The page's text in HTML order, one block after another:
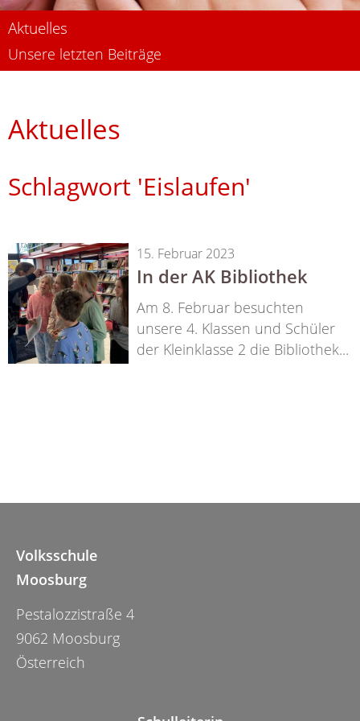
Aktuelles
Unsere letzten Beiträge
Aktuelles
Schlagwort 'Eislaufen'
15. Februar 2023
In der AK Bibliothek
Am 8. Februar besuchten
unsere 4. Klassen und Schüler
der Kleinklasse 2 die Bibliothek...
Volksschule
Moosburg
Pestalozzistraße 4
9062 Moosburg
Österreich